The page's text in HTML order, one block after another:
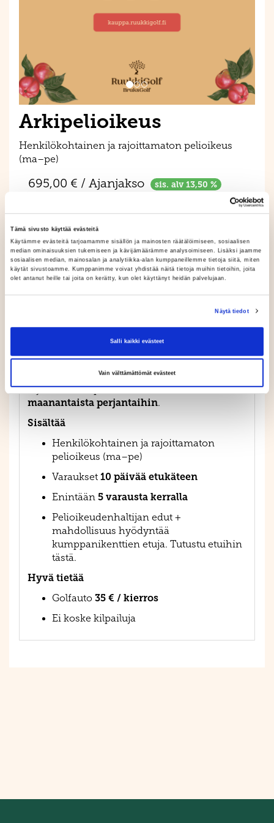
Tämä sivusto käyttää evästeitä
Käytämme evästeitä tarjoamamme sisällön ja mainosten räätälöimiseen, sosiaalisen
median ominaisuuksien tukemiseen ja kävijämäärämme analysoimiseen. Lisäksi jaamme
sosiaalisen median, mainosalan ja analytiikka-alan kumppaneillemme tietoja siitä, miten
käytät sivustoamme. Kumppanimme voivat yhdistää näitä tietoja muihin tietoihin, joita
olet antanut heille tai joita on kerätty, kun olet käyttänyt heidän palvelujaan.
Näytä tiedot
Salli kaikki evästeet
Vain välttämättömät evästeet
Arkipelioikeus
Henkilökohtainen ja rajoittamaton pelioikeus
(ma–pe)
695,00 € / Ajanjakso sis. alv 13,50 %
Tuotekuvaus
Arkea pakoon Ruukkigolfiin
Kun pelaat mieluiten arkena, Ruukki on juuri
oikea paikka. Kentällä on usein väljempää ja
saat nauttia täysin siemauksin Ruukin
kiireettömästä tunnelmasta.
Arkipelioikeuson henkilökohtainen ja
rajoittamaton pelioikeus, voimassa
maanantaista perjantaihin.
Sisältää
Henkilökohtainen ja rajoittamaton
pelioikeus (ma–pe)
Varaukset 10 päivää etukäteen
Enintään 5 varausta kerralla
Pelioikeudenhaltijan edut +
mahdollisuus hyödyntää
kumppanikenttien etuja. Tutustu etuihin
tästä.
Hyvä tietää
Golfauto 35 € / kierros
Ei koske kilpailuja